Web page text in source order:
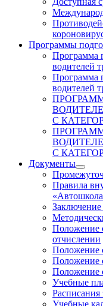
Программы
Программа
водителей
Программа
водителей
С
С
Документы
Правила
Заключение
Положение
отчислении
Положение
Положение
Положение
Учебные
Расписания
Учебные